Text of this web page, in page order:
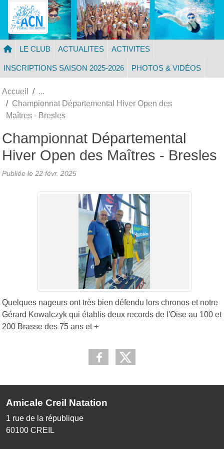
LE CLUB ACTUALITES ACTIVITES
INSCRIPTIONS SAISON 2025-2026 PHOTOS & VIDÉOS
Accueil
Championnat Départemental Hiver Open des
Maîtres - Bresles
Championnat Départemental
Hiver Open des Maîtres - Bresles
Publiée le 22 févr. 2025
Quelques nageurs ont très bien défendu lors chronos et notre
Gérard Kowalczyk qui établis deux records de l'Oise au 100 et
200 Brasse des 75 ans et +
Amicale Creil Natation
1 rue de la république
60100 CREIL
Panneau de gestion des cookies